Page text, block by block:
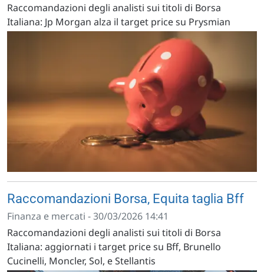
Raccomandazioni degli analisti sui titoli di Borsa
Italiana: Jp Morgan alza il target price su Prysmian
Raccomandazioni Borsa, Equita taglia Bff
Finanza e mercati - 30/03/2026 14:41
Raccomandazioni degli analisti sui titoli di Borsa
Italiana: aggiornati i target price su Bff, Brunello
Cucinelli, Moncler, Sol, e Stellantis